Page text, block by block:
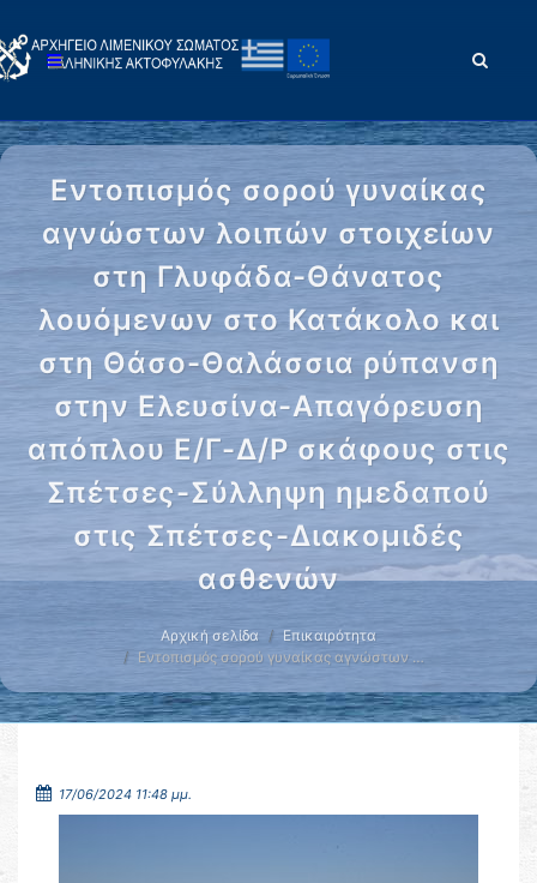
Εντοπισμός σορού γυναίκας
αγνώστων λοιπών στοιχείων
στη Γλυφάδα-Θάνατος
λουόμενων στο Κατάκολο και
στη Θάσο-Θαλάσσια ρύπανση
στην Ελευσίνα-Απαγόρευση
απόπλου Ε/Γ-Δ/Ρ σκάφους στις
Σπέτσες-Σύλληψη ημεδαπού
στις Σπέτσες-Διακομιδές
ασθενών
Αρχική σελίδα
Επικαιρότητα
Εντοπισμός σορού γυναίκας αγνώστων …
17/06/2024 11:48 μμ.